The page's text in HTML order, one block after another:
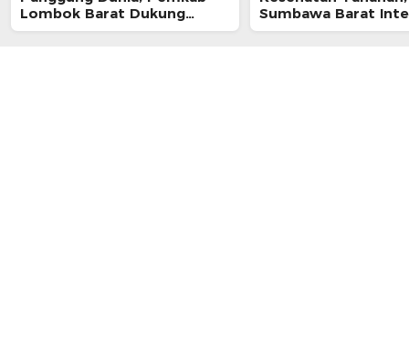
Lombok Barat Dukung
Kongres Internasional
Sumbawa Barat
Pengecekan Rutan